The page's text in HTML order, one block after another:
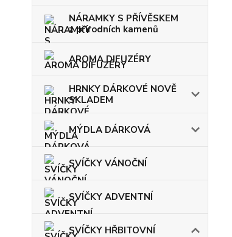
NÁRAMKY S PŘÍVĚSKEM
z přírodních kamenů
AROMA DIFUZÉRY
HRNKY DÁRKOVÉ NOVĚ
SKLADEM
MÝDLA DÁRKOVÁ
SVÍČKY VÁNOČNÍ
SVÍČKY ADVENTNÍ
SVÍČKY HŘBITOVNÍ